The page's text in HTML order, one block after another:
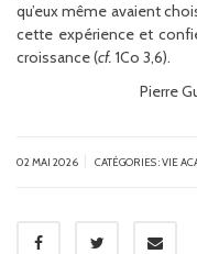
qu’eux même avaient
cette expérience et
croissance (cf. 1Co 3,6).
Pierre
02 MAI 2026 CATÉGORIES :VIE